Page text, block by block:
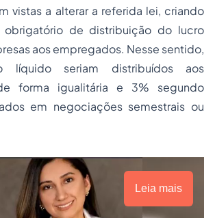
vistas a alterar a referida lei, criando
obrigatório de distribuição do lucro
aos empregados. Nesse sentido,
seriam distribuídos aos
forma igualitária e 3% segundo
em negociações semestrais ou
Leia mais